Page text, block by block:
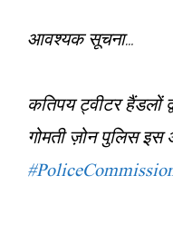
आवश्यक सूचना…
कतिपय ट्वीटर हैंडलों
गोमती ज़ोन पुलिस